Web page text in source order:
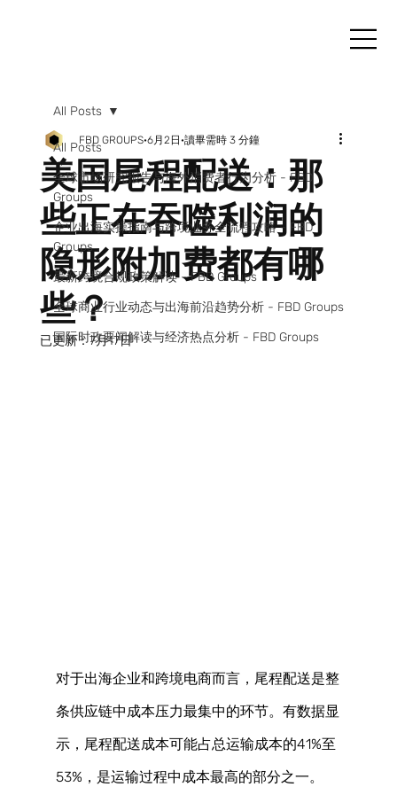
All Posts
全球市场研究报告与海外消费者行为分析 - FBD
Groups
企业出海实操指南与跨境业务全流程攻略 - FBD
Groups
最新跨境合规政策解读 - FBD Groups
全球商业行业动态与出海前沿趋势分析 - FBD Groups
国际时政要闻解读与经济热点分析 - FBD Groups
All Posts
美国尾程配送：那
些正在吞噬利润的
隐形附加费都有哪
些？
FBD GROUPS 6月2日 讀畢需時 3 分鐘
已更新：7月17日
对于出海企业和跨境电商而言，尾程配送是整
条供应链中成本压力最集中的环节。有数据显
示，尾程配送成本可能占总运输成本的41%至
53%，是运输过程中成本最高的部分之一。